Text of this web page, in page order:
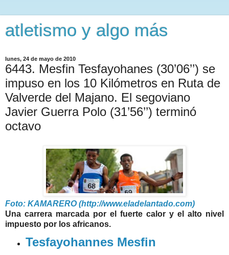
atletismo y algo más
lunes, 24 de mayo de 2010
6443. Mesfin Tesfayohanes (30’06’’) se
impuso en los 10 Kilómetros en Ruta de
Valverde del Majano. El segoviano
Javier Guerra Polo (31’56’’) terminó
octavo
Foto: KAMARERO (http://www.eladelantado.com)
Una carrera marcada por el fuerte calor y el alto nivel
impuesto por los africanos.
Tesfayohannes Mesfin